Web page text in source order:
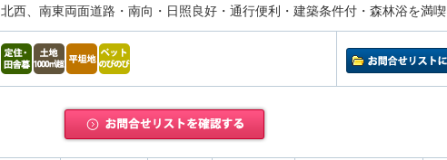
北西、南東両面道路・南向・日照良好・通行便利・建築条件付・森林浴を満喫